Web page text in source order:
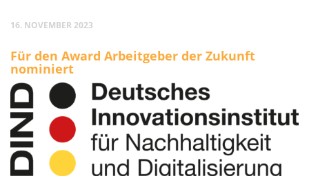
16. NOVEMBER 2023
Für den Award Arbeit­ge­ber der Zukunft
nominiert